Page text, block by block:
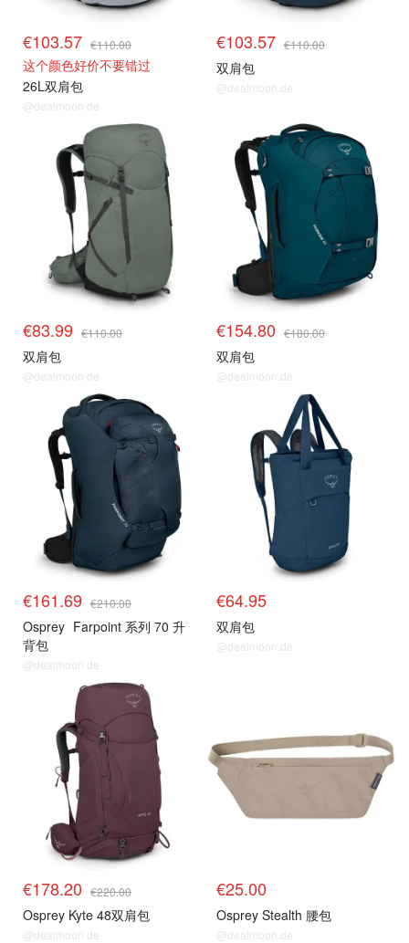
€103.57 €110.00
这个颜色好价不要错过
26L双肩包
@dealmoon.de
€103.57 €110.00
双肩包
@dealmoon.de
€83.99 €110.00
双肩包
@dealmoon.de
€154.80 €180.00
双肩包
@dealmoon.de
€161.69 €210.00
Osprey Farpoint 系列 70 升
背包
@dealmoon.de
€64.95
双肩包
@dealmoon.de
€178.20 €220.00
Osprey Kyte 48双肩包
@dealmoon.de
€25.00
Osprey Stealth 腰包
@dealmoon.de